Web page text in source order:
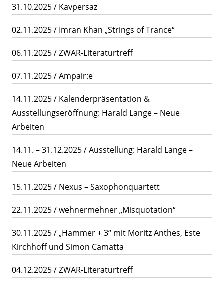
31.10.2025 / Kavpersaz
02.11.2025 / Imran Khan „Strings of Trance“
06.11.2025 / ZWAR-Literaturtreff
07.11.2025 / Ampair:e
14.11.2025 / Kalenderpräsentation &
Ausstellungseröffnung: Harald Lange – Neue
Arbeiten
14.11. – 31.12.2025 / Ausstellung: Harald Lange –
Neue Arbeiten
15.11.2025 / Nexus – Saxophonquartett
22.11.2025 / wehnermehner „Misquotation“
30.11.2025 / „Hammer + 3“ mit Moritz Anthes, Este
Kirchhoff und Simon Camatta
04.12.2025 / ZWAR-Literaturtreff